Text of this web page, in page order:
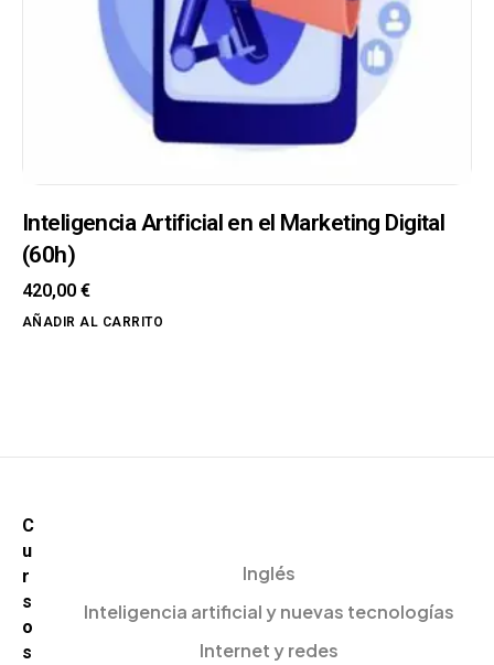
Inteligencia Artificial en el Marketing Digital
(60h)
420,00 €
AÑADIR AL CARRITO
C
u
r
s
o
s
Inglés
Inteligencia artificial y nuevas tecnologías
Internet y redes